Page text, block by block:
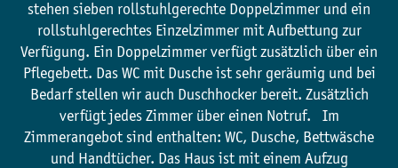
stehen sieben rollstuhlgerechte Doppelzimmer und ein
rollstuhlgerechtes Einzelzimmer mit Aufbettung zur
Verfügung. Ein Doppelzimmer verfügt zusätzlich über ein
Pflegebett. Das WC mit Dusche ist sehr geräumig und bei
Bedarf stellen wir auch Duschhocker bereit. Zusätzlich
verfügt jedes Zimmer über einen Notruf. Im
Zimmerangebot sind enthalten: WC, Dusche, Bettwäsche
und Handtücher. Das Haus ist mit einem Aufzug